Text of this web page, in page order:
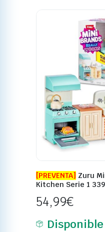
[PREVENTA] Zuru
Kitchen Serie 1
54,99€
Disponible